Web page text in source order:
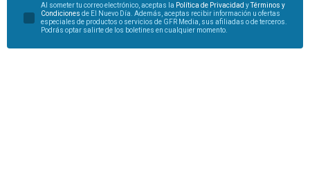
Al someter tu correo electrónico, aceptas la Política de Privacidad yTérminos y
Condiciones de El Nuevo Día. Además, aceptas recibir información u ofertas
especiales de productos o servicios de GFR Media, sus afiliadas o de terceros.
Podrás optar salirte de los boletines en cualquier momento.